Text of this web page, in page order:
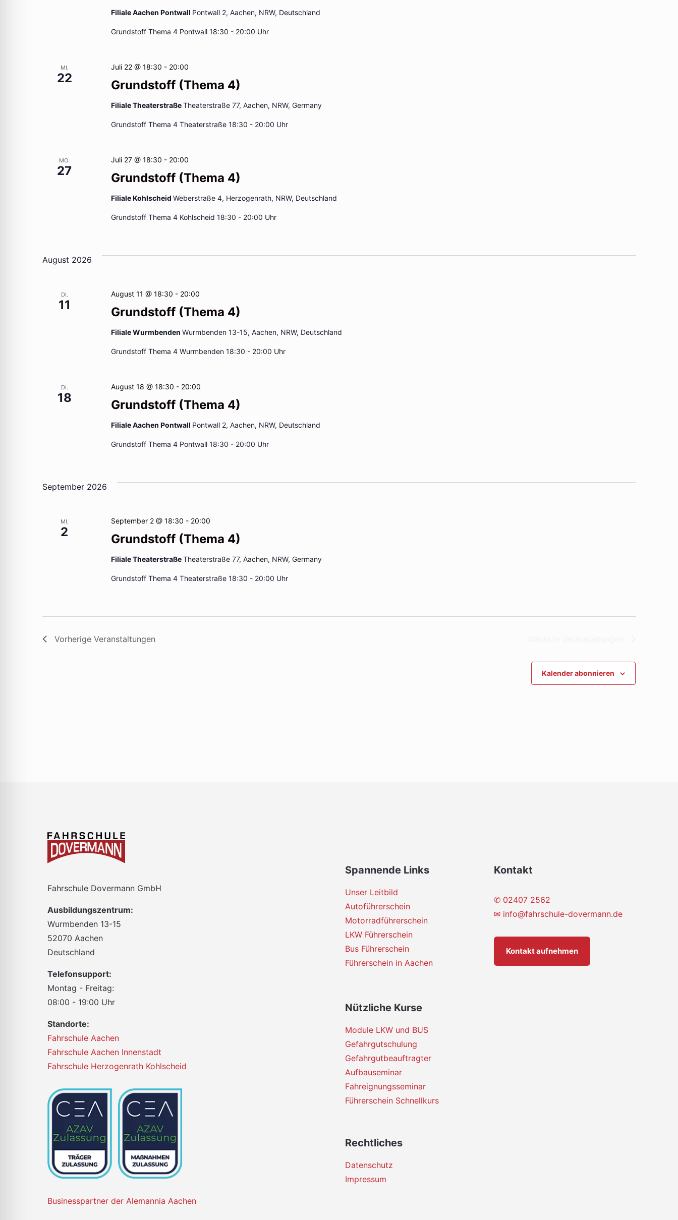
Filiale Aachen Pontwall Pontwall 2, Aachen, NRW, Deutschland
Grundstoff Thema 4 Pontwall 18:30 - 20:00 Uhr
MI.
22 Grundstoff (Thema 4)
Juli 22 @ 18:30 - 20:00
Filiale TheaterstraßeTheaterstraße 77, Aachen, NRW, Germany
Grundstoff Thema 4 Theaterstraße 18:30 - 20:00 Uhr
MO.
27 Grundstoff (Thema 4)
Juli 27 @ 18:30 - 20:00
Filiale Kohlscheid Weberstraße 4, Herzogenrath, NRW, Deutschland
Grundstoff Thema 4 Kohlscheid 18:30 - 20:00 Uhr
August 2026
DI.
11 Grundstoff (Thema 4)
August 11 @ 18:30 - 20:00
Filiale Wurmbenden Wurmbenden 13-15, Aachen, NRW, Deutschland
Grundstoff Thema 4 Wurmbenden 18:30 - 20:00 Uhr
DI.
18 Grundstoff (Thema 4)
August 18 @ 18:30 - 20:00
Filiale Aachen Pontwall Pontwall 2, Aachen, NRW, Deutschland
Grundstoff Thema 4 Pontwall 18:30 - 20:00 Uhr
September 2026
MI.
2 Grundstoff (Thema 4)
September 2 @ 18:30 - 20:00
Filiale TheaterstraßeTheaterstraße 77, Aachen, NRW, Germany
Grundstoff Thema 4 Theaterstraße 18:30 - 20:00 Uhr
Vorherige Veranstaltungen
Kalender abonnieren
Fahrschule Dovermann GmbH
Ausbildungszentrum:
Wurmbenden 13-15
52070 Aachen
Deutschland
Telefonsupport:
Montag - Freitag:
08:00 - 19:00 Uhr
Standorte:
Fahrschule Aachen
Fahrschule Aachen Innenstadt
Fahrschule Herzogenrath Kohlscheid
Businesspartner der Alemannia Aachen
Spannende Links
Unser Leitbild
Autoführerschein
Motorradführerschein
LKW Führerschein
Bus Führerschein
Führerschein in Aachen
Nützliche Kurse
Module LKW und BUS
Gefahrgutschulung
Gefahrgutbeauftragter
Aufbauseminar
Fahreignungsseminar
Führerschein Schnellkurs
Rechtliches
Datenschutz
Impressum
Kontakt
✆ 02407 2562
✉ info@fahrschule-dovermann.de
Kontakt aufnehmen